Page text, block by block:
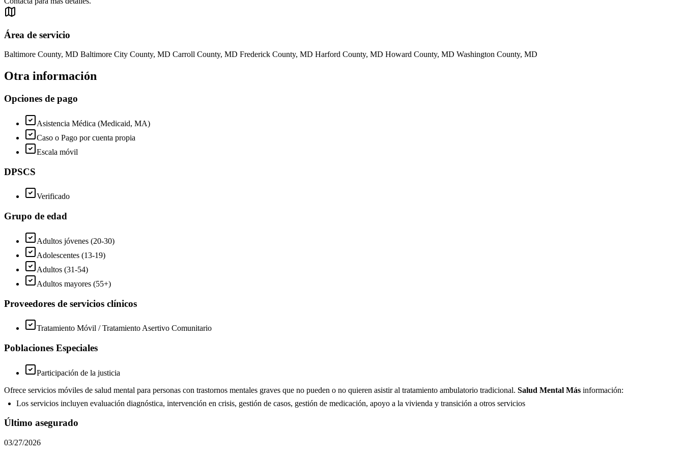
Área de servicio
Baltimore County, MD Baltimore City County, MD Carroll County, MD Frederick County, MD Harford County, MD Howard County, MD Washington County, MD
Otra información
Opciones de pago
Asistencia Médica (Medicaid, MA)
Caso o Pago por cuenta propia
Escala móvil
DPSCS
Verificado
Grupo de edad
Adultos jóvenes (20-30)
Adolescentes (13-19)
Adultos (31-54)
Adultos mayores (55+)
Proveedores de servicios clínicos
Tratamiento Móvil / Tratamiento Asertivo Comunitario
Poblaciones Especiales
Participación de la justicia
Ofrece servicios móviles de salud mental para personas con trastornos mentales graves que no pueden o no quieren asistir al tratamiento ambulatorio tradicional. Salud Mental Más información:
Los servicios incluyen evaluación diagnóstica, intervención en crisis, gestión de casos, gestión de medicación, apoyo a la vivienda y transición a otros servicios
Último asegurado
03/27/2026